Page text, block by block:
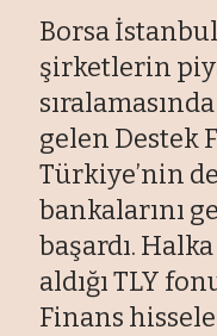
Borsa
şirketlerin
gelen Destek
Türkiye’nin
bankalarını
başardı.
aldığı TLY
Finans